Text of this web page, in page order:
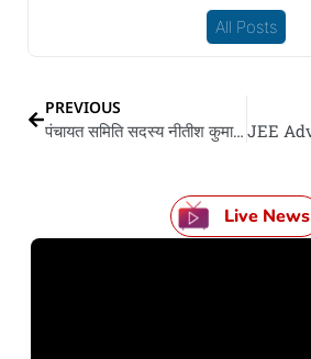
All Posts
PREVIOUS
पंचायत समिति सदस्य नीतीश कुमार सिंह कइले आंदर में विद्यालयन के दौरा
Live News